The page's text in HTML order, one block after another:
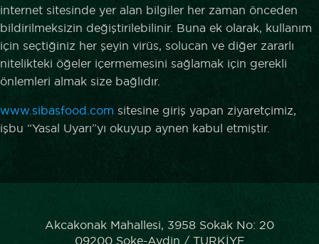
internet sitesinde yer alan bilgiler her zaman önceden
bildirilmeksizin değiştirilebilinir. Buna ek olarak, kullanım
için seçtiğiniz her şeyin virüs, solucan ve diğer zararlı
nitelikteki öğeler içermemesini sağlamak için gerekli
önlemleri almak size bağlıdır.
www.sibasfood.com sitesine giriş yapan ziyaretçimiz,
işbu “Yasal Uyarı”yı okuyup aynen kabul etmiştir.
Akcakonak Mahallesi, 3958 Sokak No: 20
09200 Soke-Aydin / TURKİYE